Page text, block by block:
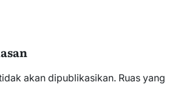
akan dipublikasikan. Ruas yang